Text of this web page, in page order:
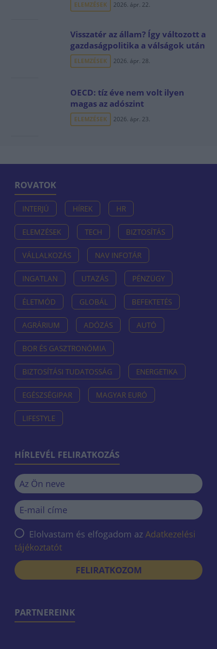
ELEMZÉSEK 2026. ápr. 22.
Visszatér az állam? Így változott a
gazdaságpolitika a válságok után
ELEMZÉSEK 2026. ápr. 28.
OECD: tíz éve nem volt ilyen
magas az adószint
ELEMZÉSEK 2026. ápr. 23.
ROVATOK
INTERJÚ HÍREK HR
ELEMZÉSEK TECH BIZTOSÍTÁS
VÁLLALKOZÁS NAV INFOTÁR
INGATLAN UTAZÁS PÉNZÜGY
ÉLETMÓD GLOBÁL BEFEKTETÉS
AGRÁRIUM ADÓZÁS AUTÓ
BOR ÉS GASZTRONÓMIA
BIZTOSÍTÁSI TUDATOSSÁG ENERGETIKA
EGÉSZSÉGIPAR MAGYAR EURÓ
LIFESTYLE
HÍRLEVÉL FELIRATKOZÁS
Elolvastam és elfogadom az Adatkezelési
tájékoztatót
FELIRATKOZOM
PARTNEREINK